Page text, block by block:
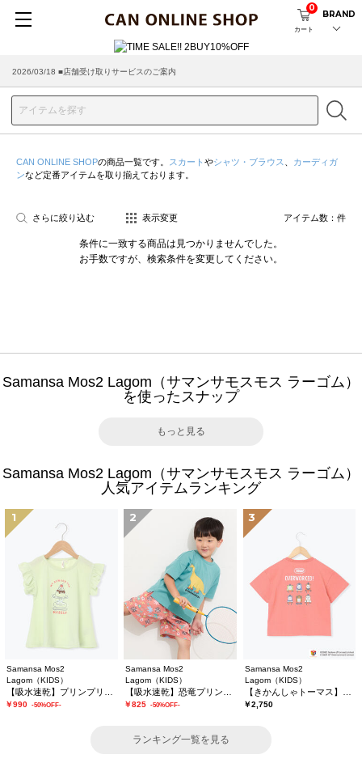
カート
0
BRAND
2026/03/18 ■店舗受け取りサービスのご案内
CAN ONLINE SHOPの商品一覧です。 スカート やシャツ・ブラウス
カーディガ
ンなど定番アイテムを取り揃えております。
さらに絞り込む 表示変更 アイテム数： 件
条件に一致する商品は見つかりませんでした。
お手数ですが、検索条件を変更してください。
Samansa Mos2 Lagom（サマンサモスモス ラーゴム）
を使ったスナップ
もっと見る
Samansa Mos2 Lagom（サマンサモスモス ラーゴム）
人気アイテムランキング
1
Samansa Mos2
Lagom（KIDS）
￥990 -50%OFF-
2
Samansa Mos2
Lagom（KIDS）
￥825 -50%OFF-
3
Samansa Mos2
Lagom（KIDS）
￥2,750
ランキング一覧を見る